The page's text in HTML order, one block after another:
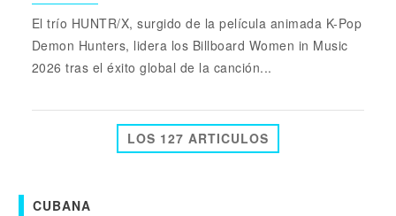
El trío HUNTR/X, surgido de la película animada K-Pop
Demon Hunters, lidera los Billboard Women in Music
2026 tras el éxito global de la canción...
LOS 127 ARTICULOS
CUBANA